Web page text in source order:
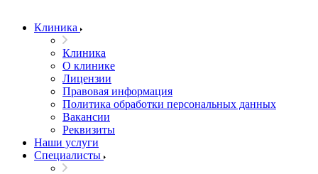
Клиника
Клиника
О клинике
Лицензии
Правовая информация
Политика обработки персональных данных
Вакансии
Реквизиты
Наши услуги
Специалисты